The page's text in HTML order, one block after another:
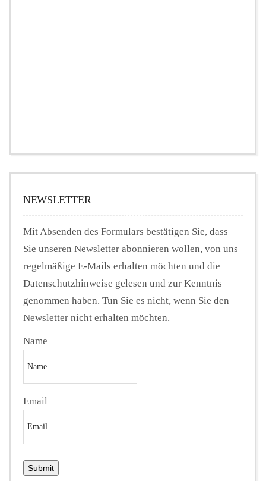
NEWSLETTER
Mit Absenden des Formulars bestätigen Sie, dass
Sie unseren Newsletter abonnieren wollen, von uns
regelmäßige E-Mails erhalten möchten und die
Datenschutzhinweise gelesen und zur Kenntnis
genommen haben. Tun Sie es nicht, wenn Sie den
Newsletter nicht erhalten möchten.
Name
Email